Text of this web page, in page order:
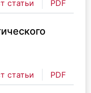
статьи
PDF
статьи
PDF